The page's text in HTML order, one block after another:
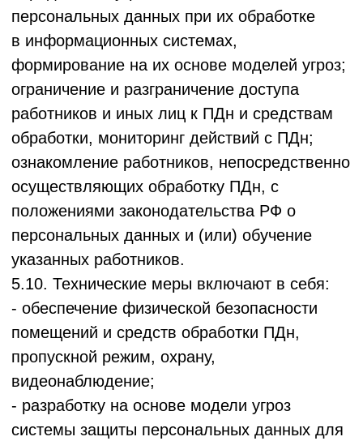
персональных данных Оператором, можно
направить по адресу: [127495, г. Москва,
вн.тер.г. Муниципальный Округ Северный, ш
Дмитровское, д. 165Е к. 7, помещ. 22/1
ООО "ЛОЯЛ КЛАБ"] или на адрес
электронной почты: support@loyalclub.ru.